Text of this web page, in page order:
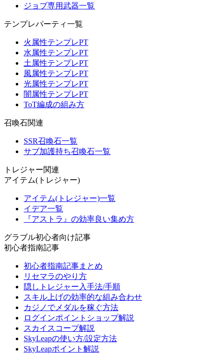
ジョブ専用武器一覧
テンプレパーティ一覧
火属性テンプレPT
水属性テンプレPT
土属性テンプレPT
風属性テンプレPT
光属性テンプレPT
闇属性テンプレPT
ToT編成の組み方
召喚石関連
SSR召喚石一覧
サブ加護持ち召喚石一覧
トレジャー関連
アイテム(トレジャー)
アイテム(トレジャー)一覧
イデア一覧
『アストラ』の効率良い集め方
グラブル初心者向け記事
初心者指南記事
初心者指南記事まとめ
リセマラのやり方
隠しトレジャー入手法/手順
スキル上げの効率的な組み合わせ
カジノでメダルを稼ぐ方法
ログインポイントショップ解説
スカイスコープ解説
SkyLeapの使い方/設定方法
SkyLeapポイント解説